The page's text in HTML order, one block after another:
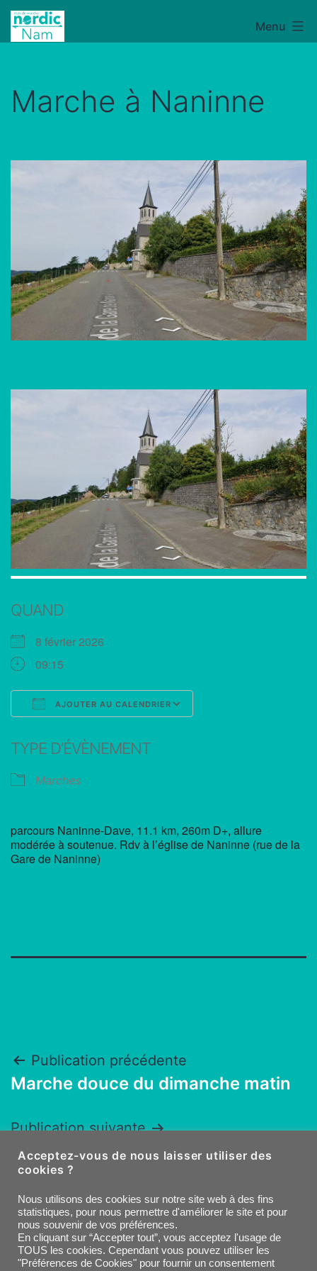
Aller
NordicNam Menu
Marche à Naninne
QUAND
8 février 2026
09:15
AJOUTER AU CALENDRIER
TYPE D’ÉVÈNEMENT
Marches
parcours Naninne-Dave, 11.1 km, 260m D+, allure
modérée à soutenue. Rdv à l’église de Naninne (rue de la
Gare de Naninne)
Navigation
de
l’article
Publication précédente
Marche douce du dimanche matin
Publication suivante
Marche tranquille du lundi
Facebook
E-
mail
Acceptez-vous de nous laisser utiliser des
cookies ?
Nous utilisons des cookies sur notre site web à des fins
statistiques, pour nous permettre d'améliorer le site et pour
nous souvenir de vos préférences.
En cliquant sur “Accepter tout”, vous acceptez l'usage de
TOUS les cookies. Cependant vous pouvez utiliser les
"Préférences de Cookies" pour fournir un consentement